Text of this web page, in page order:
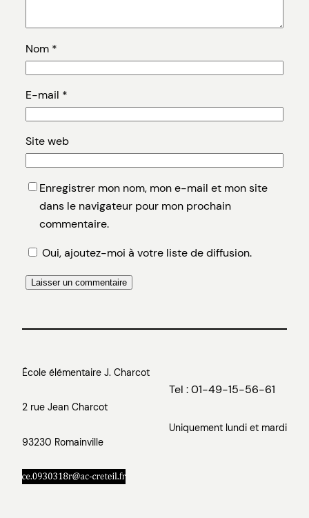
Nom *
E-mail *
Site web
Enregistrer mon nom, mon e-mail et mon site
dans le navigateur pour mon prochain
commentaire.
Oui, ajoutez-moi à votre liste de diffusion.
École élémentaire J. Charcot
2 rue Jean Charcot
93230 Romainville
Tel : 01-49-15-56-61
Uniquement lundi et mardi